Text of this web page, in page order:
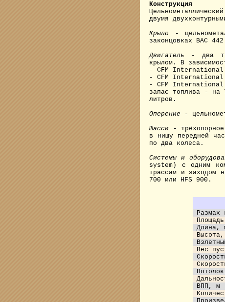
Конструкция
двумя
Крыло -
законцовках BAC
Двигатель - два
крылом. В
- CFM International
- CFM International
- CFM International
запас топлива -
литров.
Оперение -
Шасси -
в нишу передней
по два колеса.
Системы и
system) с одним
трассам и заходом
700 или HFS 900.
Размах
Длина,
Вес
ВПП, м